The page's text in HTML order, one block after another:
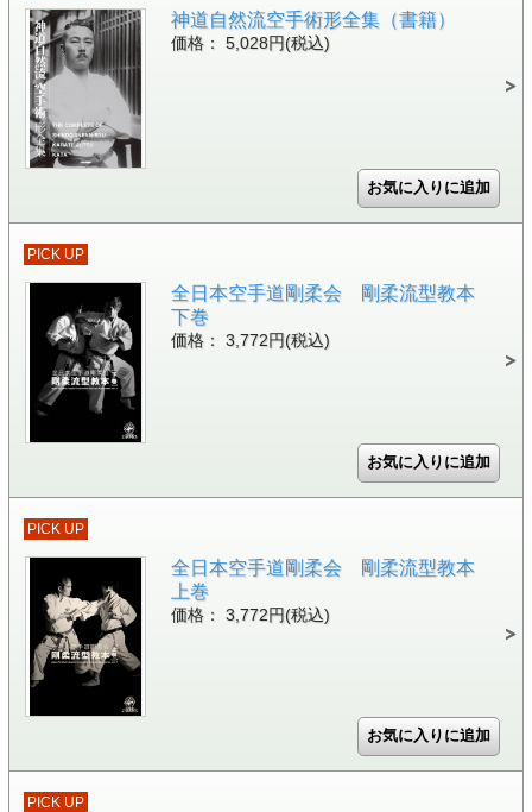
神道自然流空手術形全集（書籍）
価格： 5,028円(税込)
PICK UP
全日本空手道剛柔会 剛柔流型教本
下巻
価格： 3,772円(税込)
PICK UP
全日本空手道剛柔会 剛柔流型教本
上巻
価格： 3,772円(税込)
PICK UP